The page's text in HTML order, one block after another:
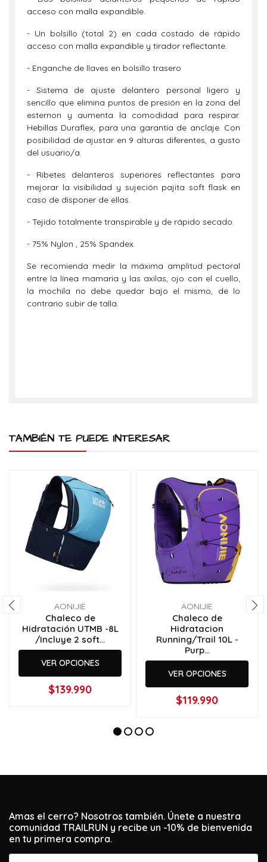
acceso con malla expandible.
- Un bolsillo (total 2) en cada costado de rápido
acceso con malla expandible y tirador reflectante.
- Enganche de llaves en bolsillo trasero
- Sistema de ajuste delantero personal ligero y
sencillo que elimina puntos de presión en la zona del
esternon y aumenta la comodidad para respirar.
Hebillas Duraflex, para una garantia de anclaje. Con
posibilidad de ajustar en 9 alturas diferentes, a gusto
del usuario/a.
- Ribetes delanteros superiores reflectantes para
mejorar la visibilidad y sujeción pajita soft flask en
caso de disponer de ellas.
- Tejido totalmente transpirable y de rápido secado.
- 75% Nylon , 25% Spandex.
Se recomienda medir la máxima amplitud pectoral
entre la línea mamaria y las axilas, ojo con el cuello,
la mochila no debe quedar bajo el mismo, de lo
contrario subir de talla.
TAMBIÉN TE PUEDE INTERESAR
AONIJIE
Chaleco de
Hidratación UTMB -8L
/Incluye 2 soft...
VER OPCIONES
$139.990
AONIJIE
Chaleco de
Hidratacion
Running/Trail 10L -
Purp...
VER OPCIONES
$119.990
Amas el cerro? Nosotros también. Únete a nuestra
comunidad TRAILRUN y recibe un -10% de bienvenida
en tu primera compra.